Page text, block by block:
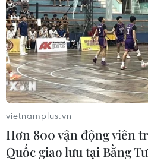
vietnamplus.vn
Hơn 800 vận động viên
Quốc giao lưu tại Bằng